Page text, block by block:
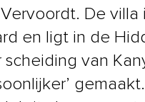
De villa
en ligt in de
scheiding van